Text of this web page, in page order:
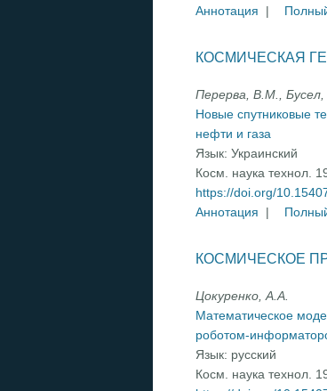
Аннотация
|
КОСМИЧЕСКАЯ
Перерва, В.М.,
Новые спутниковые
нефти и газа
Язык: Украинский
Косм. наука технол.
https://doi.org/
Аннотация
|
КОСМИЧЕСКОЕ
Цокуренко, А.А.
Математическое
роботом-
Язык: русский
Косм. наука технол.